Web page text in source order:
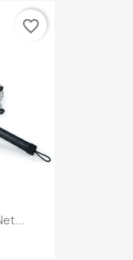
favorite_border